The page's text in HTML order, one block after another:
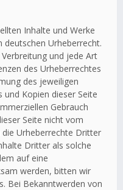
Inhalte und Werke
deutschen Urheberrecht.
und jede Art
des Urheberrechtes
des jeweiligen
Kopien dieser Seite
Gebrauch
Seite nicht vom
Urheberrechte Dritter
Dritter als solche
auf eine
werden, bitten wir
Bei Bekanntwerden von